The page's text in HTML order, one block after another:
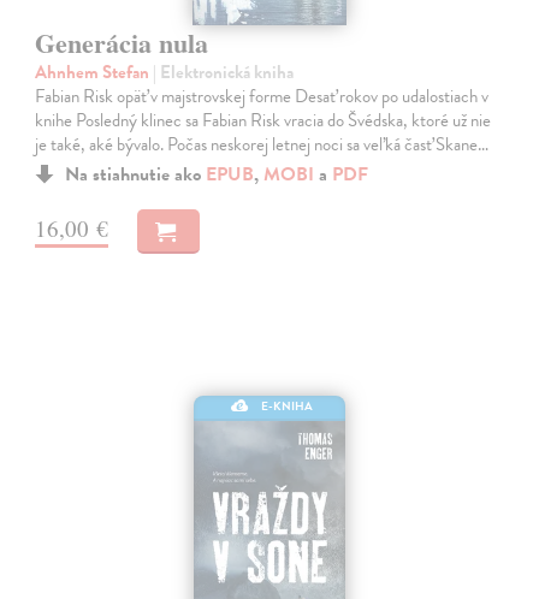
Generácia nula
Ahnhem Stefan | Elektronická kniha
Fabian Risk opäť v majstrovskej forme Desať rokov po udalostiach v
knihe Posledný klinec sa Fabian Risk vracia do Švédska, ktoré už nie
je také, aké bývalo. Počas neskorej letnej noci sa veľká časť Skane…
Na stiahnutie ako EPUB, MOBI a PDF
16,00 €
E-KNIHA